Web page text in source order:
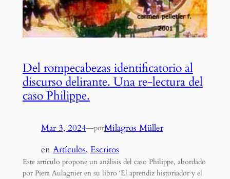
Del rompecabezas identificatorio al
discurso delirante. Una re-lectura del
caso Philippe.
Mar 3, 2024—porMilagros Müller
en Artículos, Escritos
Este artículo propone un análisis del caso Philippe, abordado
por Piera Aulagnier en su libro ‘El aprendiz historiador y el